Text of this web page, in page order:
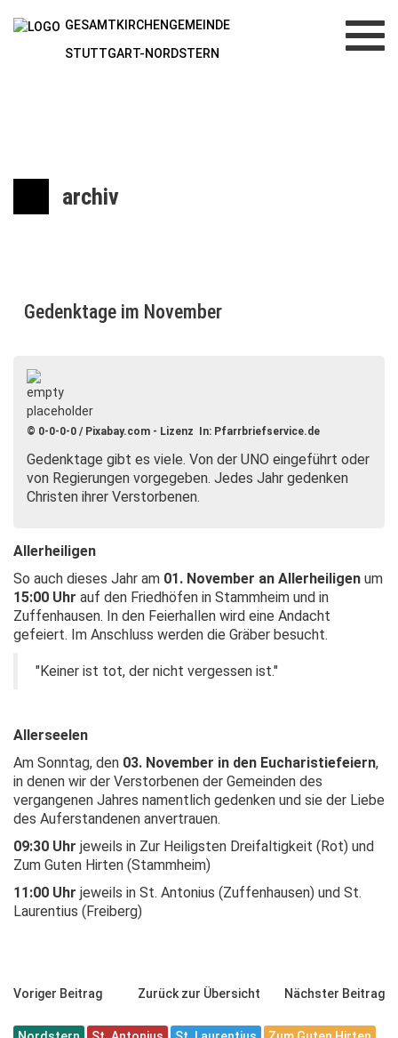
GESAMTKIRCHENGEMEINDE
STUTTGART-NORDSTERN
archiv
Gedenktage im November
© 0-0-0-0 / Pixabay.com - Lizenz In: Pfarrbriefservice.de
Gedenktage gibt es viele. Von der UNO eingeführt oder
von Regierungen vorgegeben. Jedes Jahr gedenken
Christen ihrer Verstorbenen.
Allerheiligen
So auch dieses Jahr am 01. November an Allerheiligen um
15:00 Uhr auf den Friedhöfen in Stammheim und in
Zuffenhausen. In den Feierhallen wird eine Andacht
gefeiert. Im Anschluss werden die Gräber besucht.
"Keiner ist tot, der nicht vergessen ist."
Allerseelen
Am Sonntag, den 03. November in den Eucharistiefeiern,
in denen wir der Verstorbenen der Gemeinden des
vergangenen Jahres namentlich gedenken und sie der Liebe
des Auferstandenen anvertrauen.
09:30 Uhr jeweils in Zur Heiligsten Dreifaltigkeit (Rot) und
Zum Guten Hirten (Stammheim)
11:00 Uhr jeweils in St. Antonius (Zuffenhausen) und St.
Laurentius (Freiberg)
Voriger Beitrag Zurück zur Übersicht Nächster Beitrag